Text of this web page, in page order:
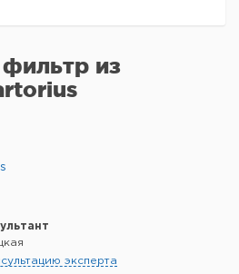
из
эксперта